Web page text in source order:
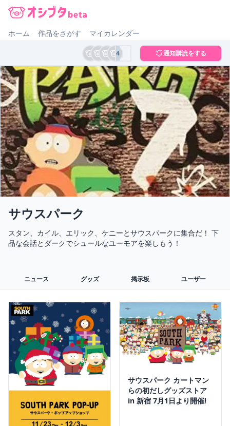
ホーム 作品をさがす マイカレンダー
4 通知購読をする
サウスパーク
スタン、カイル、エリック、ケニーとサウスパークに集合だ！ 下
品な会話とダークでシュールなユーモアを楽しもう！
ニュース グッズ 掲示板 ユーザー
サウスパーク カートマン
らの初だしグッズストア
in 新宿 7月1日より開催!